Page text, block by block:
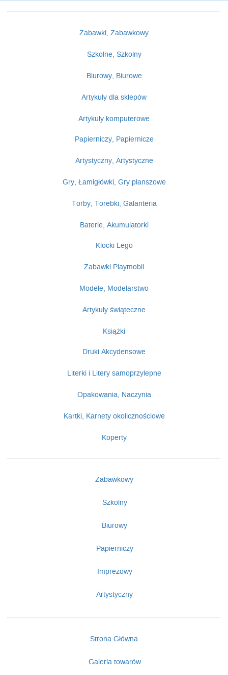
Zabawki, Zabawkowy
Szkolne, Szkolny
Biurowy, Biurowe
Artykuły dla sklepów
Artykuły komputerowe
Papierniczy, Papiernicze
Artystyczny, Artystyczne
Gry, Łamigłówki, Gry planszowe
Torby, Torebki, Galanteria
Baterie, Akumulatorki
Klocki Lego
Zabawki Playmobil
Modele, Modelarstwo
Artykuły świąteczne
Książki
Druki Akcydensowe
Literki i Litery samoprzylepne
Opakowania, Naczynia
Kartki, Karnety okolicznościowe
Koperty
Zabawkowy
Szkolny
Biurowy
Papierniczy
Imprezowy
Artystyczny
Strona Główna
Galeria towarów